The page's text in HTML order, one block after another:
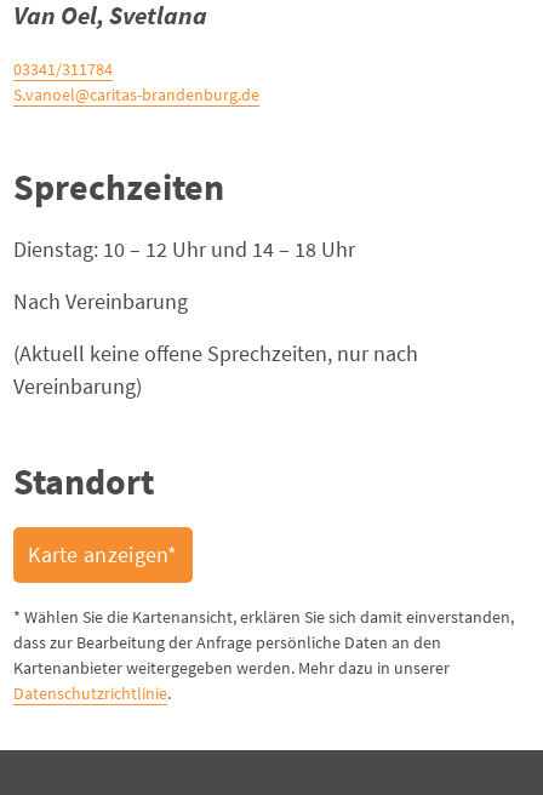
Van Oel, Svetlana
03341/311784
S.vanoel@caritas-brandenburg.de
Sprechzeiten
Dienstag: 10 – 12 Uhr und 14 – 18 Uhr
Nach Vereinbarung
(Aktuell keine offene Sprechzeiten, nur nach
Vereinbarung)
Standort
Karte anzeigen*
* Wählen Sie die Kartenansicht, erklären Sie sich damit einverstanden,
dass zur Bearbeitung der Anfrage persönliche Daten an den
Kartenanbieter weitergegeben werden. Mehr dazu in unserer
Datenschutzrichtlinie.